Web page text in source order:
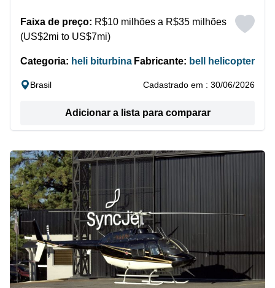
Faixa de preço: R$10 milhões a R$35 milhões
(US$2mi to US$7mi)
Categoria: heli biturbina Fabricante: bell helicopter
Brasil Cadastrado em : 30/06/2026
Adicionar a lista para comparar